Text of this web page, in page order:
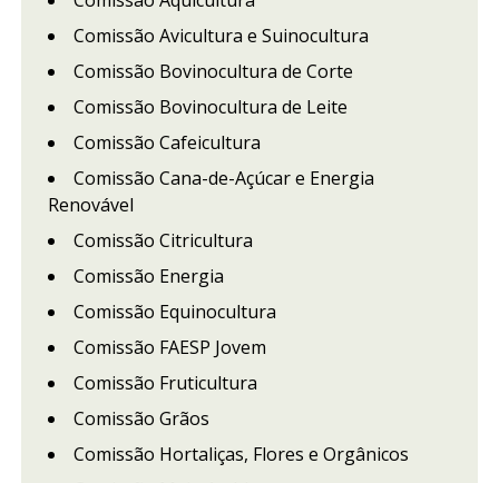
Comissão Avicultura e Suinocultura
Comissão Bovinocultura de Corte
Comissão Bovinocultura de Leite
Comissão Cafeicultura
Comissão Cana-de-Açúcar e Energia
Renovável
Comissão Citricultura
Comissão Energia
Comissão Equinocultura
Comissão FAESP Jovem
Comissão Fruticultura
Comissão Grãos
Comissão Hortaliças, Flores e Orgânicos